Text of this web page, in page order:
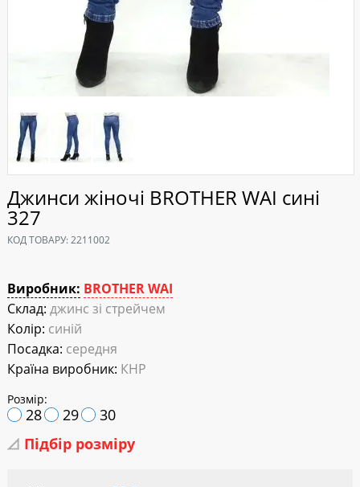
Джинси жіночі BROTHER WAI сині
327
КОД ТОВАРУ:2211002
Виробник: BROTHER WAI
Склад: джинс зі стрейчем
Колір: синій
Посадка: середня
Країна виробник: КНР
Розмір:
28 29
30
Підбір розміру